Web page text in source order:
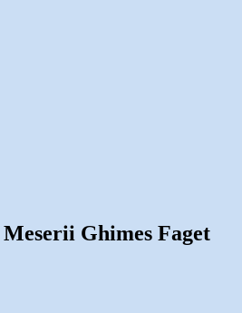
Ghimes Faget